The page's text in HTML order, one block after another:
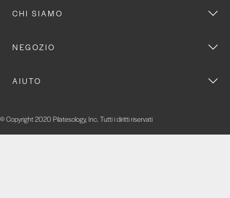
CHI SIAMO
NEGOZIO
AIUTO
© Copyright 2020 Pilatesology, Inc. Tutti i diritti riservati